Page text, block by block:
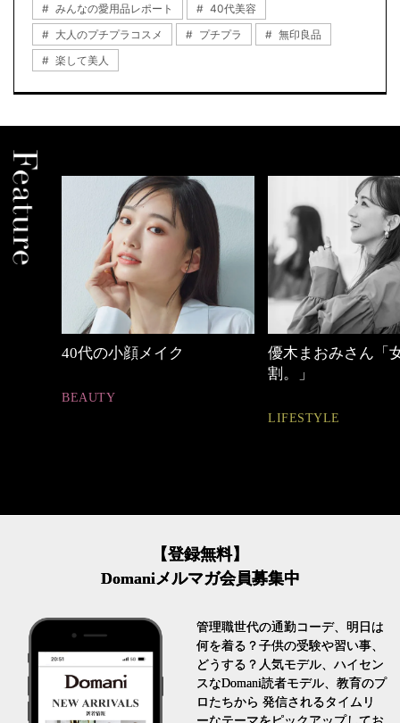
みんなの愛用品レポート
40代美容
大人のプチプラコスメ
プチプラ
無印良品
楽して美人
優木まおみさん「女の時間
心地よくいられ
とは
FASHION
【登録無料】
Domaniメルマガ会員募集中
管理職世代の通勤コーデ、明日は
何を着る？子供の受験や習い事、
どうする？人気モデル、ハイセン
スなDomani読者モデル、教育のプ
ロたちから 発信されるタイムリ